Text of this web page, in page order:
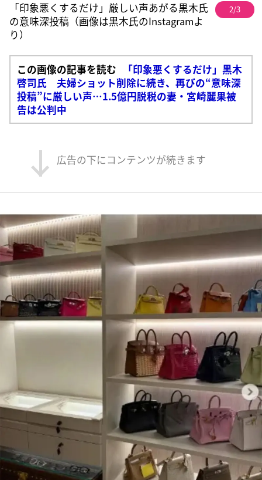
「印象悪くするだけ」厳しい声あがる黒木氏
の意味深投稿（画像は黒木氏のInstagramよ
り）
2/3
この画像の記事を読む
「印象悪くするだけ」黒木
啓司氏 夫婦ショット削除に続き、再びの“意味深
投稿”に厳しい声…1.5億円脱税の妻・宮崎麗果被
告は公判中
広告の下にコンテンツが続きます